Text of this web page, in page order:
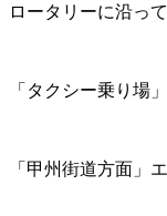
ロータリーに沿って
「タクシー乗り場
「甲州街道方面」